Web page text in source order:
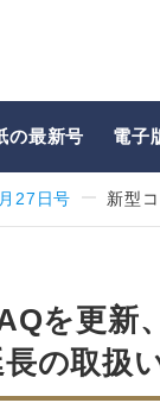
の最新号 電子
27日号 新型
を更新
の取扱